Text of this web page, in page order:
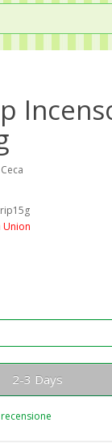
Union
2-3 Days